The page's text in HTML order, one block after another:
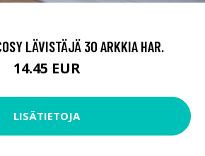
LÄVISTÄJÄ 30 ARKKIA HAR.
14.45 EUR
LISÄTIETOJA